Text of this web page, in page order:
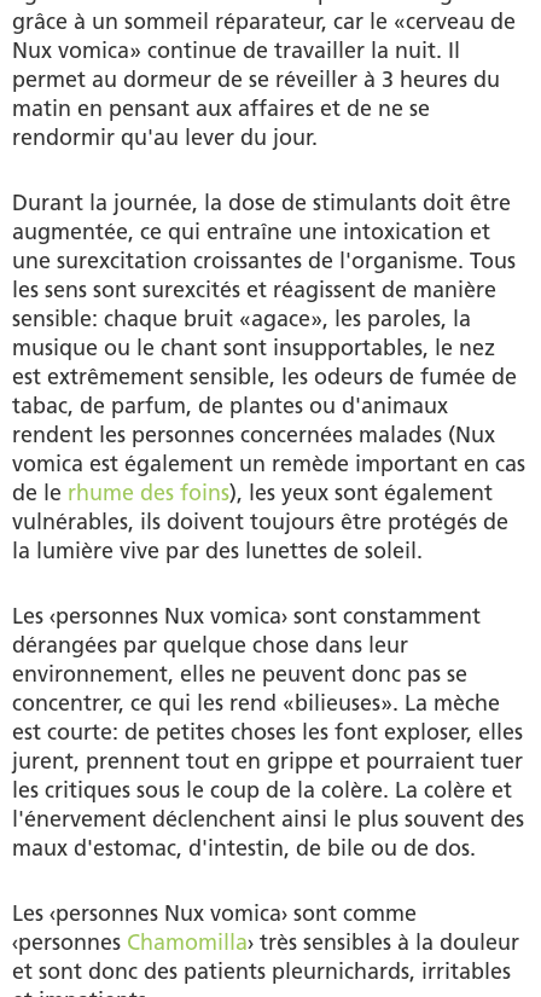
grâce à un sommeil réparateur, car le «cerveau de
Nux vomica» continue de travailler la nuit. Il
permet au dormeur de se réveiller à 3 heures du
matin en pensant aux affaires et de ne se
rendormir qu'au lever du jour.
Durant la journée, la dose de stimulants doit être
augmentée, ce qui entraîne une intoxication et
une surexcitation croissantes de l'organisme. Tous
les sens sont surexcités et réagissent de manière
sensible: chaque bruit «agace», les paroles, la
musique ou le chant sont insupportables, le nez
est extrêmement sensible, les odeurs de fumée de
tabac, de parfum, de plantes ou d'animaux
rendent les personnes concernées malades (Nux
vomica est également un remède important en cas
de le rhume des foins), les yeux sont également
vulnérables, ils doivent toujours être protégés de
la lumière vive par des lunettes de soleil.
Les ‹personnes Nux vomica› sont constamment
dérangées par quelque chose dans leur
environnement, elles ne peuvent donc pas se
concentrer, ce qui les rend «bilieuses». La mèche
est courte: de petites choses les font exploser, elles
jurent, prennent tout en grippe et pourraient tuer
les critiques sous le coup de la colère. La colère et
l'énervement déclenchent ainsi le plus souvent des
maux d'estomac, d'intestin, de bile ou de dos.
Les ‹personnes Nux vomica› sont comme
‹personnes Chamomilla› très sensibles à la douleur
et sont donc des patients pleurnichards, irritables